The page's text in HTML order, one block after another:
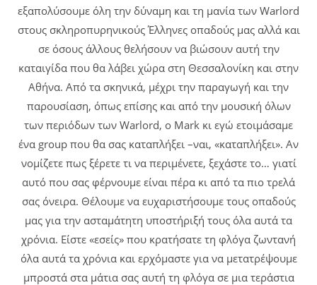
εξαπολύσουμε όλη την δύναμη και τη μανία των Warlord
στους σκληροπυρηνικούς Έλληνες οπαδούς μας αλλά και
σε όσους άλλους θελήσουν να βιώσουν αυτή την
καταιγίδα που θα λάβει χώρα στη Θεσσαλονίκη και στην
Αθήνα. Από τα σκηνικά, μέχρι την παραγωγή και την
παρουσίαση, όπως επίσης και από την μουσική όλων
των περιόδων των Warlord, ο Mark κι εγώ ετοιμάσαμε
ένα group που θα σας καταπλήξει –ναι, «καταπλήξει». Αν
νομίζετε πως ξέρετε τι να περιμένετε, ξεχάστε το… γιατί
αυτό που σας φέρνουμε είναι πέρα κι από τα πιο τρελά
σας όνειρα. Θέλουμε να ευχαριστήσουμε τους οπαδούς
μας για την ασταμάτητη υποστήριξή τους όλα αυτά τα
χρόνια. Είστε «εσείς» που κρατήσατε τη φλόγα ζωντανή
όλα αυτά τα χρόνια και ερχόμαστε για να μετατρέψουμε
μπροστά στα μάτια σας αυτή τη φλόγα σε μια τεράστια